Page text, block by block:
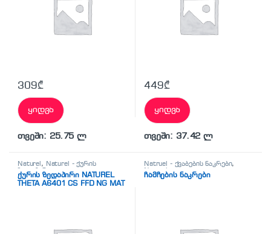
309₾
ყიდვა
თვეში: 25.75 ლ
449₾
ყიდვა
თვეში: 37.42 ლ
Naturel , Naturel - ქურის
ზედაპირი
ქურის ზედაპირი NATUREL
THETA A6401 CS FFD NG MAT
Natruel - ქვაბების ნაკრები,
Naturel
ჩამჩების ნაკრები